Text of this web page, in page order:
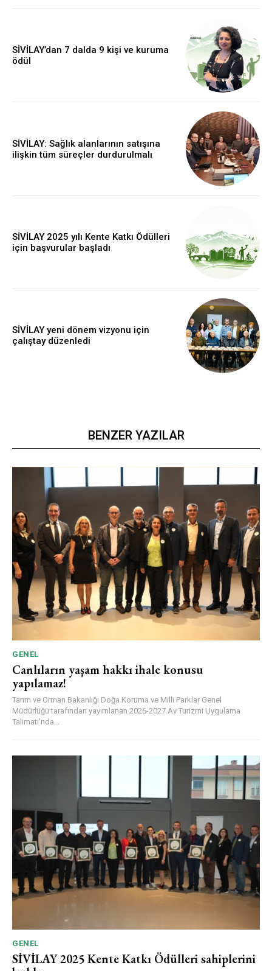
SİVİLAY’dan 7 dalda 9 kişi ve kuruma
ödül
SİVİLAY: Sağlık alanlarının satışına
ilişkin tüm süreçler durdurulmalı
SİVİLAY 2025 yılı Kente Katkı Ödülleri
için başvurular başladı
SİVİLAY yeni dönem vizyonu için
çalıştay düzenledi
BENZER YAZILAR
GENEL
Canlıların yaşam hakkı ihale konusu
yapılamaz!
Tarım ve Orman Bakanlığı Doğa Koruma ve Milli Parklar Genel
Müdürlüğü tarafından yayımlanan 2026-2027 Av Turizmi Uygulama
Talimatı'nda...
GENEL
SİVİLAY 2025 Kente Katkı Ödülleri sahiplerini